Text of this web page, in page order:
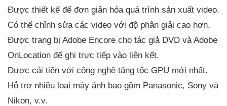
Được thiết kế để đơn giản hóa quá trình sản xuất video.
Có thể chỉnh sửa các video với độ phân giải cao hơn.
Được trang bị Adobe Encore cho tác giả DVD và Adobe
OnLocation để ghi trực tiếp vào liên kết.
Được cải tiến với công nghệ tăng tốc GPU mới nhất.
Hỗ trợ nhiều loại máy ảnh bao gồm Panasonic, Sony và
Nikon, v.v.